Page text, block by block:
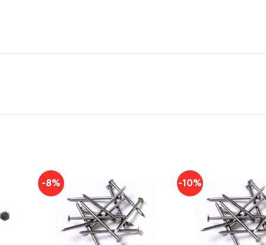
-8% -10%